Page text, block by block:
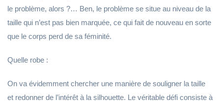
le problème, alors ?… Ben, le problème se situe au niveau de la
taille qui n’est pas bien marquée, ce qui fait de nouveau en sorte
que le corps perd de sa féminité.
Quelle robe :
On va évidemment chercher une manière de souligner la taille
et redonner de l’intérêt à la silhouette. Le véritable défi consiste à